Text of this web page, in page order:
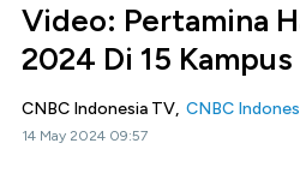
Video: Pertamina
2024 Di 15
CNBC Indonesia TV, CNBC
14 May 2024 09:57